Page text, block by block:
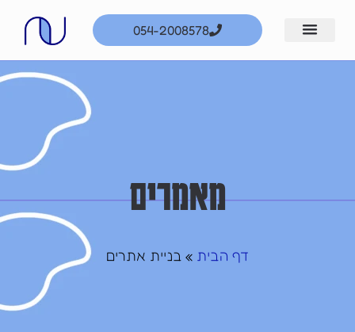
054-2008578
מאמרים
דף הבית » בניית אתרים